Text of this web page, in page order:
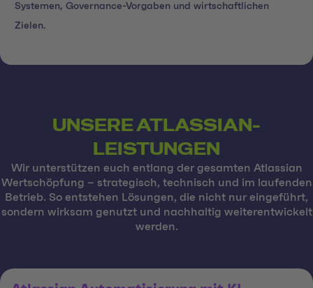
Systemen, Governance-Vorgaben und wirtschaftlichen
Zielen.
UNSERE ATLASSIAN-
LEISTUNGEN
Wir unterstützen euch entlang der gesamten Atlassian
Wertschöpfung – strategisch, technisch und im laufenden
Betrieb. So entstehen Lösungen, die nicht nur eingeführt,
sondern wirksam genutzt und nachhaltig weiterentwickelt
werden.